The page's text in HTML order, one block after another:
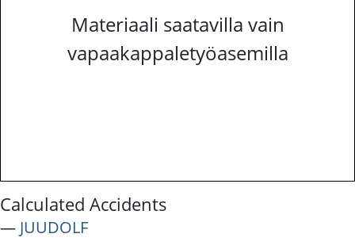
Materiaali saatavilla vain
vapaakappaletyöasemilla
Calculated Accidents
― JUUDOLF